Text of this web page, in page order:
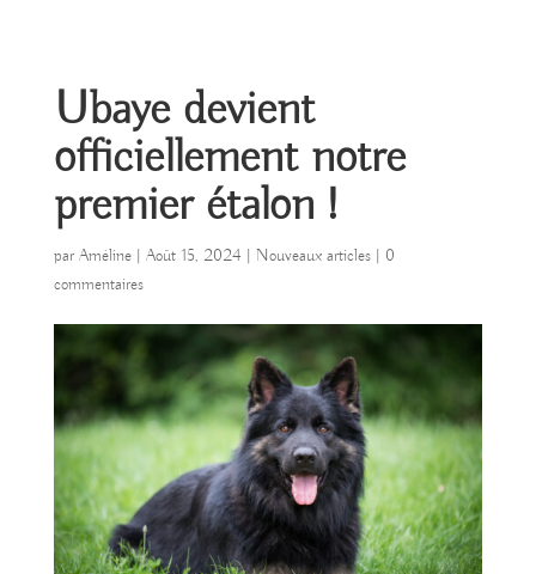
Ubaye devient
officiellement notre
premier étalon !
par Améline| Août 15, 2024 | Nouveaux articles| 0
commentaires